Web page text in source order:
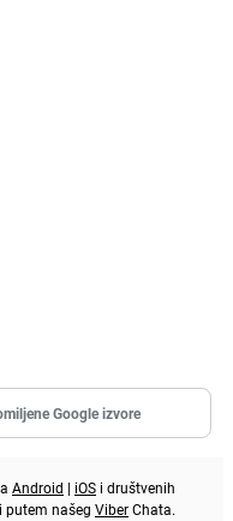
Google izvore
Android | iOS i društvenih
putem našeg ViberChata.